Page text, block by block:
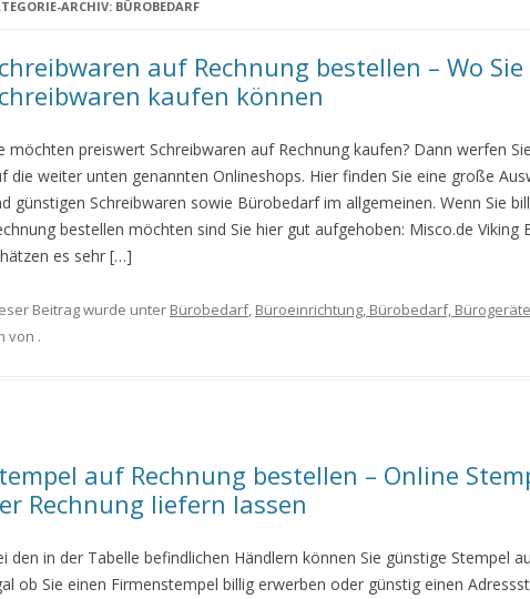
ARCHIV: BÜROBEDARF
auf Rechnung bestellen – Wo
kaufen können
möchten preiswert Schreibwaren auf Rechnung kaufen? Dann werfen
die weiter unten genannten Onlineshops. Hier finden Sie eine große
günstigen Schreibwaren sowie Bürobedarf im allgemeinen. Wenn Sie
bestellen möchten sind Sie hier gut aufgehoben: Misco.de Viking
es sehr […]
Beitrag wurde unter Bürobedarf, Büroeinrichtung, Bürobedarf, Bürogeräte
von .
auf Rechnung bestellen – Online
Rechnung liefern lassen
den in der Tabelle befindlichen Händlern können Sie günstige Stempel
ob Sie einen Firmenstempel billig erwerben oder günstig einen